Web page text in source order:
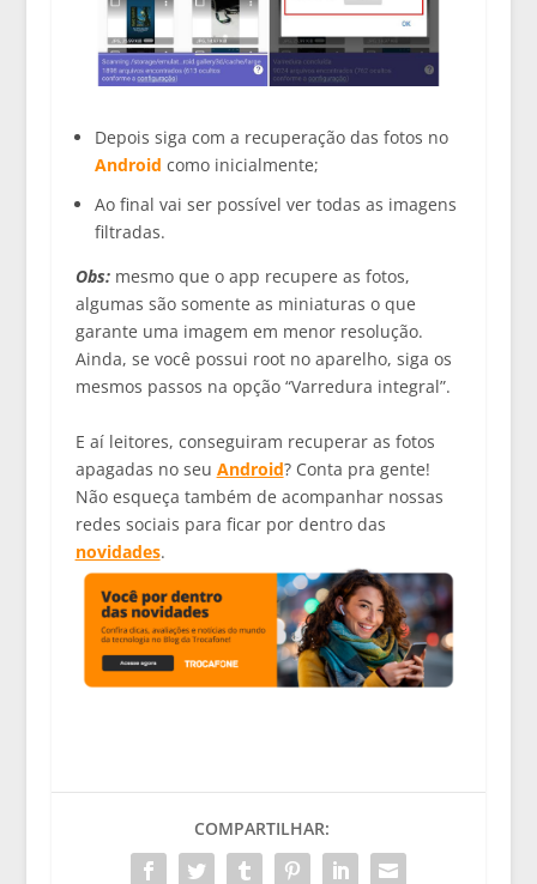
Depois siga com a recuperação das fotos no
Android como inicialmente;
Ao final vai ser possível ver todas as imagens
filtradas.
Obs:mesmo que o app recupere as fotos,
algumas são somente as miniaturas o que
garante uma imagem em menor resolução.
Ainda, se você possui root no aparelho, siga os
mesmos passos na opção “Varredura integral”.
E aí leitores, conseguiram recuperar as fotos
apagadas no seu Android? Conta pra gente!
Não esqueça também de acompanhar nossas
redes sociais para ficar por dentro das
novidades.
COMPARTILHAR: